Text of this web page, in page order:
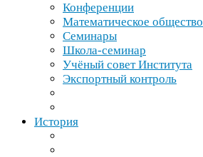
Конференции
Математическое общество
Семинары
Школа-​семинар
Учёный совет Института
Экспортный контроль
История